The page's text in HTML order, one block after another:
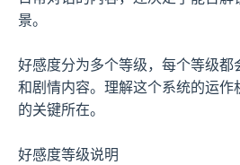
景。
好感度分为多个等级，每个等级
和剧情内容。理解这个系统的运
的关键所在。
好感度等级说明